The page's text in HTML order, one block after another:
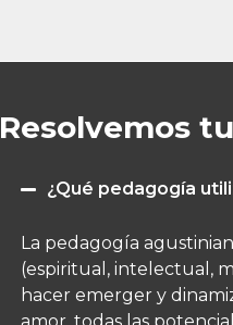
Resolvemos
¿Qué pedagogía
La pedagogía
(espiritual, intelectual,
hacer emerger y